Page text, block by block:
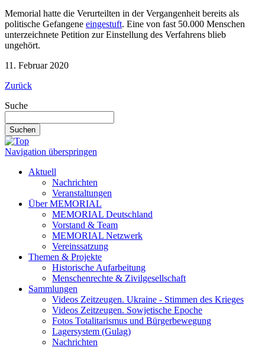
Memorial hatte die Verurteilten in der Vergangenheit bereits als
politische Gefangene eingestuft. Eine von fast 50.000 Menschen
unterzeichnete Petition zur Einstellung des Verfahrens blieb
ungehört.
11. Februar 2020
Zurück
Suche
Suchen
Navigation überspringen
Aktuell
Nachrichten
Veranstaltungen
Über MEMORIAL
MEMORIAL Deutschland
Vorstand & Team
MEMORIAL Netzwerk
Vereinssatzung
Themen & Projekte
Historische Aufarbeitung
Menschenrechte & Zivilgesellschaft
Sammlungen
Videos Zeitzeugen. Ukraine - Stimmen des Krieges
Videos Zeitzeugen. Sowjetische Epoche
Fotos Totalitarismus und Bürgerbewegung
Lagersystem (Gulag)
Nachrichten